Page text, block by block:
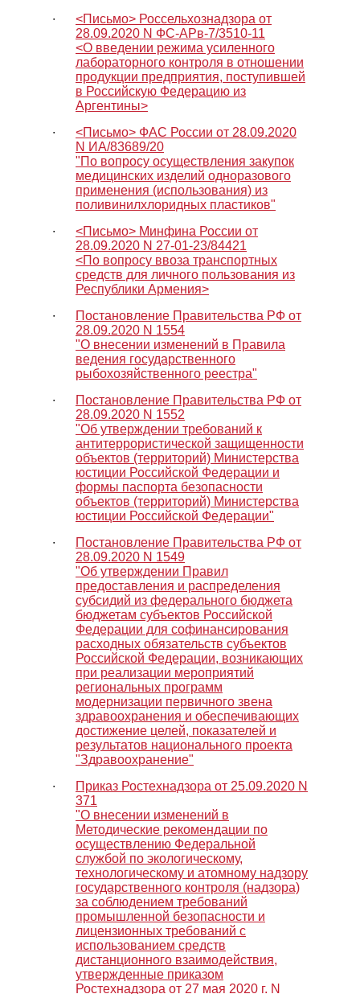
∙
<Письмо> Россельхознадзора от
28.09.2020 N ФС-АРв-7/3510-11
<О введении режима усиленного
лабораторного контроля в отношении
продукции предприятия, поступившей
в Российскую Федерацию из
Аргентины>
∙
<Письмо> ФАС России от 28.09.2020
N ИА/83689/20
"По вопросу осуществления закупок
медицинских изделий одноразового
применения (использования) из
поливинилхлоридных пластиков"
∙
<Письмо> Минфина России от
28.09.2020 N 27-01-23/84421
<По вопросу ввоза транспортных
средств для личного пользования из
Республики Армения>
∙
Постановление Правительства РФ от
28.09.2020 N 1554
"О внесении изменений в Правила
ведения государственного
рыбохозяйственного реестра"
∙
Постановление Правительства РФ от
28.09.2020 N 1552
"Об утверждении требований к
антитеррористической защищенности
объектов (территорий) Министерства
юстиции Российской Федерации и
формы паспорта безопасности
объектов (территорий) Министерства
юстиции Российской Федерации"
∙
Постановление Правительства РФ от
28.09.2020 N 1549
"Об утверждении Правил
предоставления и распределения
субсидий из федерального бюджета
бюджетам субъектов Российской
Федерации для софинансирования
расходных обязательств субъектов
Российской Федерации, возникающих
при реализации мероприятий
региональных программ
модернизации первичного звена
здравоохранения и обеспечивающих
достижение целей, показателей и
результатов национального проекта
"Здравоохранение"
∙
Приказ Ростехнадзора от 25.09.2020 N
371
"О внесении изменений в
Методические рекомендации по
осуществлению Федеральной
службой по экологическому,
технологическому и атомному надзору
государственного контроля (надзора)
за соблюдением требований
промышленной безопасности и
лицензионных требований с
использованием средств
дистанционного взаимодействия,
утвержденные приказом
Ростехнадзора от 27 мая 2020 г. N